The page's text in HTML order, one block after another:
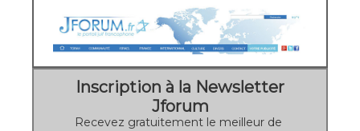
Inscription à la Newsletter
Jforum
Recevez gratuitement le meilleur de